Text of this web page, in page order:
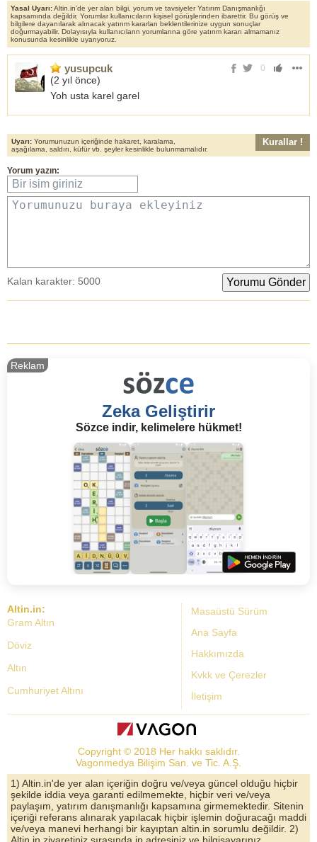
Yasal Uyarı:Altin.in'de yer alan bilgi, yorum ve tavsiyeler Yatırım Danışmanlığı
kapsamında değildir. Yorumlar kullanıcıların kişisel görüşlerinden ibarettir. Bu görüş ve
bilgilere dayanılarak alınacak yatırım kararları beklentilerinize uygun sonuçlar
doğurmayabilir. Dolayısıyla kullanıcıların yorumlarına göre yatırım kararı almamanız
konusunda kesinlikle uyarıyoruz.
0
yusupcuk
(2 yıl önce)
Yoh usta karel garel
Uyarı: Yorumunuzun içeriğinde hakaret, karalama,
aşağılama, saldırı, küfür vb. şeyler kesinlikle bulunmamalıdır.
Kurallar !
Yorum yazın:
Bir isim giriniz
Yorumunuzu buraya ekleyiniz
Kalan karakter: 5000
Zeka Geliştirir
Sözce indir, kelimelere hükmet!
Reklam
Masaüstü Sürüm
Ana Sayfa
Hakkımızda
Kvkk ve Çerezler
İletişim
Altin.in:
Gram Altın
Döviz
Altın
Cumhuriyet Altını
Dolar Kuru
Altın Yorumları
Döviz Kurları
Çeyrek Altın
Copyright © 2018 Her hakkı saklıdır.
Vagonmedya Bilişim San. ve Tic. A.Ş.
1) Altin.in'de yer alan içeriğin doğru ve/veya güncel olduğu hiçbir
şekilde iddia veya garanti edilmemekte, hiçbir veri ve/veya
paylaşım, yatırım danışmanlığı kapsamına girmemektedir. Sitenin
içeriği referans alınarak yapılacak hiçbir işlemin doğuracağı maddi
ve/veya manevi herhangi bir kayıptan altin.in sorumlu değildir. 2)